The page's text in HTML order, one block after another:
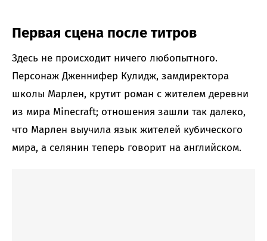
Первая сцена после титров
Здесь не происходит ничего любопытного.
Персонаж Дженнифер Кулидж, замдиректора
школы Марлен, крутит роман с жителем деревни
из мира Minecraft; отношения зашли так далеко,
что Марлен выучила язык жителей кубического
мира, а селянин теперь говорит на английском.